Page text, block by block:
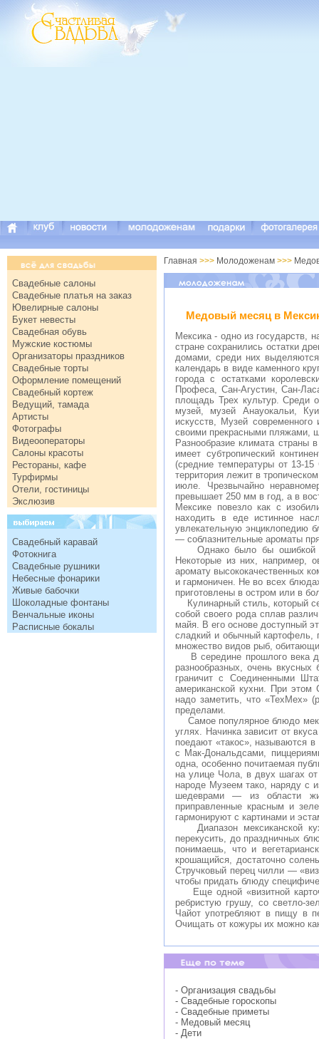
Свадебные салоны
Свадебные платья на заказ
Ювелирные салоны
Букет невесты
Свадебная обувь
Мужские костюмы
Организаторы праздников
Свадебные торты
Оформление помещений
Свадебный кортеж
Ведущий, тамада
Артисты
Фотографы
Видеооператоры
Салоны красоты
Рестораны, кафе
Турфирмы
Отели, гостиницы
Экслюзив
Свадебный каравай
Фотокнига
Свадебные рушники
Небесные фонарики
Живые бабочки
Шоколадные фонтаны
Венчальные иконы
Расписные бокалы
Главная >>> Молодоженам >>>
Медовый месяц в
Мексика - одно из государств,
стране сохранились остатки
домами, среди них
календарь в виде каменного
города с остатками
Професа, Сан-Агустин, Сан-
площадь Трех культур. Среди
музей, музей Анауокальи,
искусств, Музей
своими прекрасными пляжами,
Разнообразие климата страны
имеет субтропический
(средние температуры от 13-
территория лежит в
июле. Чрезвычайно
превышает 250 мм в год, а в
Мексике повезло как с
находить в еде истинное
увлекательную энциклопедию
— соблазнительные ароматы
Однако было бы ошибкой
Некоторые из них, например,
аромату высококачественных
и гармоничен. Не во всех
приготовлены в остром или в
Кулинарный стиль, который
собой своего рода сплав
майя. В его основе доступный
сладкий и обычный картофель,
множество видов рыб,
В середине прошлого века
разнообразных, очень
граничит с Соединенными
американской кухни. При этом
надо заметить, что «ТехМех»
пределами.
Самое популярное блюдо
углях. Начинка зависит от
поедают «такос», называются
с Мак-Дональдсами,
одна, особенно почитаемая
на улице Чола, в двух шагах
народе Музеем тако, наряду с
шедеврами — из области
приправленные красным и
гармонируют с картинами и
Диапазон мексиканской
перекусить, до праздничных
понимаешь, что и
крошащийся, достаточно
Стручковый перец чилли —
чтобы придать блюду
Еще одной «визитной
ребристую грушу, со светло-
Чайот употребляют в пищу в
Очищать от кожуры их можно
- Организация свадьбы
- Свадебные гороскопы
- Свадебные приметы
- Медовый месяц
- Дети